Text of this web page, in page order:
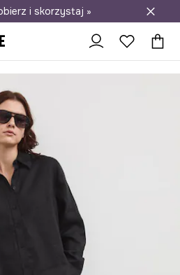
do salonów
i skorzystaj »